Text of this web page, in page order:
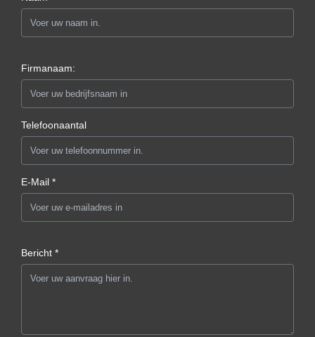
Firmanaam:
Telefoonaantal
E-Mail *
Bericht *